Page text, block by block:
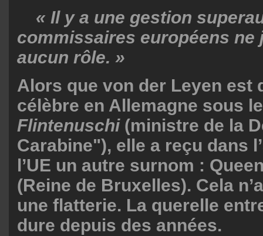
« Il y a une gestion
commissaires européens ne
aucun rôle. »
Alors que von der Leyen est
célèbre en Allemagne sous
Flintenuschi (ministre de la
Carabine"), elle a reçu dans
l’UE un autre surnom :
(Reine de Bruxelles). Cela
une flatterie. La querelle
dure depuis des années.